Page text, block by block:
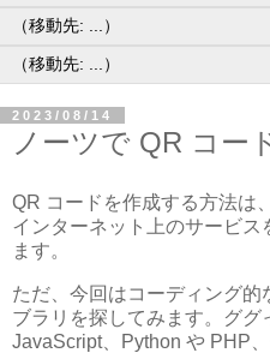
2023/08/14
ノーツで QR コー
QR コードを作成する方法は
インターネット上のサービス
ます。
ただ、今回はコーディング的
ブラリを探してみます。ググ
JavaScript、Python や PHP